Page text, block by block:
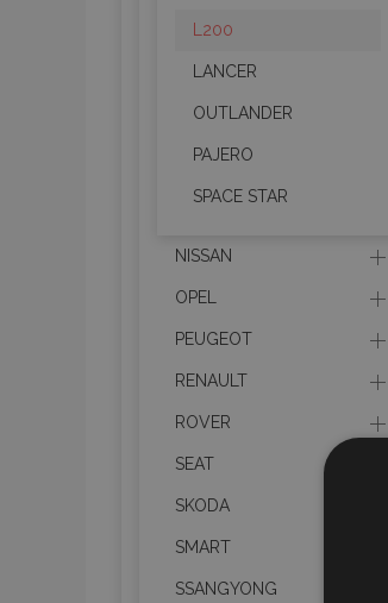
L200
LANCER
OUTLANDER
PAJERO
SPACE STAR
NISSAN
OPEL
PEUGEOT
RENAULT
ROVER
SEAT
SKODA
SMART
SSANGYONG